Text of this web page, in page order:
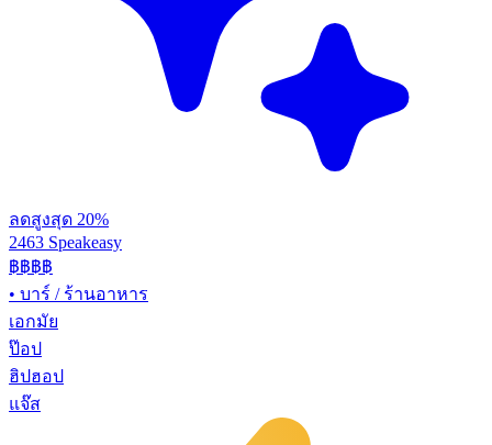
ลดสูงสุด 20%
2463 Speakeasy
฿฿฿฿
• บาร์ / ร้านอาหาร
เอกมัย
ป๊อป
ฮิปฮอป
แจ๊ส